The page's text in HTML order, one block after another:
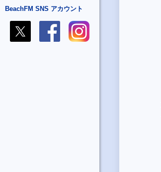
BeachFM SNS アカウント